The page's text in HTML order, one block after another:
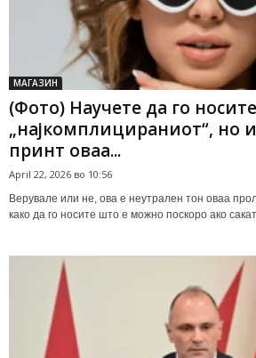
МАГАЗИН
(Фото) Научете да го носите
„најкомплицираниот“, но
принт оваа...
April 22, 2026 во 10:56
Верувале или не, ова е неутрален тон оваа
како да го носите што е можно поскоро ако